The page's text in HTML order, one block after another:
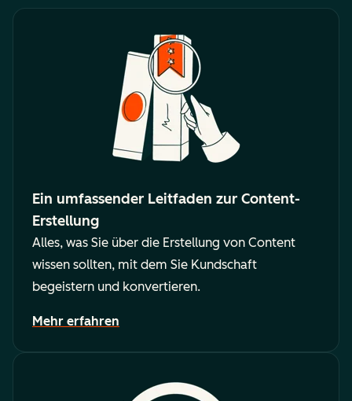
Ein umfassender Leitfaden zur Content-
Erstellung
Alles, was Sie über die Erstellung von Content
wissen sollten, mit dem Sie Kundschaft
begeistern und konvertieren.
Mehr erfahren